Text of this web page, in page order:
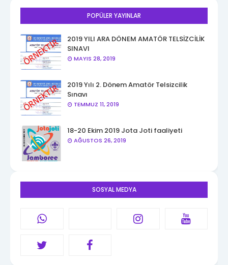
POPÜLER YAYINLAR
2019 YILI ARA DÖNEM AMATÖR TELSİZCİLİK
SINAVI
MAYIS 28, 2019
2019 Yılı 2. Dönem Amatör Telsizcilik
Sınavı
TEMMUZ 11, 2019
18-20 Ekim 2019 Jota Joti faaliyeti
AĞUSTOS 26, 2019
SOSYAL MEDYA